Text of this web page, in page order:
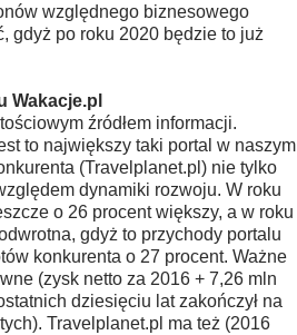
względnego biznesowego
gdyż po roku 2020 będzie to już
Wakacje.pl
źródłem informacji.
to największy taki portal w naszym
(Travelplanet.pl) nie tylko
dynamiki rozwoju. W roku
o 26 procent większy, a w roku
gdyż to przychody portalu
konkurenta o 27 procent. Ważne
(zysk netto za 2016 + 7,26 mln
dziesięciu lat zakończył na
Travelplanet.pl ma też (2016